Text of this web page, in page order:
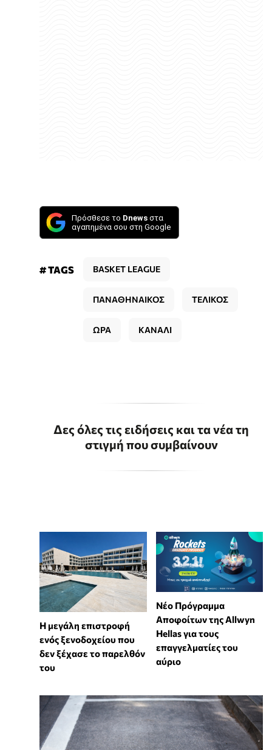
Πρόσθεσε το Dnews στα
αγαπημένα σου στη Google
# TAGS BASKET LEAGUE
ΠΑΝΑΘΗΝΑΙΚΟΣ ΤΕΛΙΚΟΣ
ΩΡΑ ΚΑΝΑΛΙ
Δες όλες τις ειδήσεις και τα νέα τη
στιγμή που συμβαίνουν
Η μεγάλη επιστροφή
ενός ξενοδοχείου που
δεν ξέχασε το παρελθόν
του
Νέο Πρόγραμμα
Αποφοίτων της Allwyn
Hellas για τους
επαγγελματίες του
αύριο